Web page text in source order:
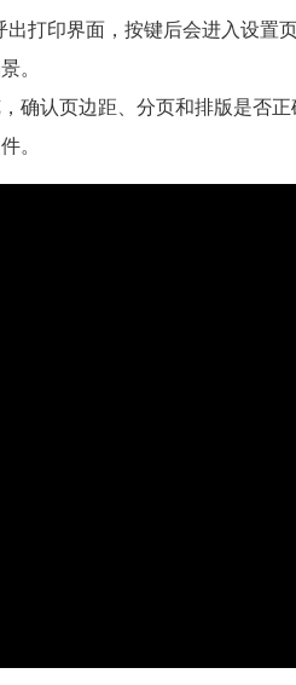
打印界面，按键后会进入设置
。
确认页边距、分页和排版是否
。